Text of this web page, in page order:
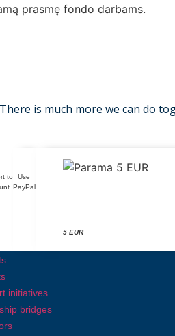
prasmę fondo darbams.
There is much more we can do
to
Use
PayPal
5 EUR
initiatives
bridges